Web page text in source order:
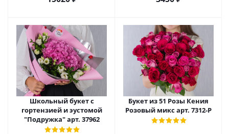
Школьный букет с
гортензией и эустомой
"Подружка" арт. 37962
Букет из 51 Розы Кения
Розовый микс арт. 7312-Р